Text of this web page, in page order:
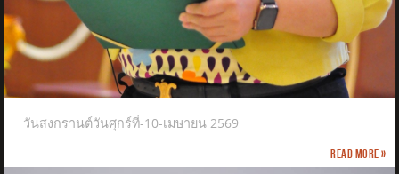
วันสงกรานต์วันศุกร์ที่-10-เมษายน 2569
Read more »